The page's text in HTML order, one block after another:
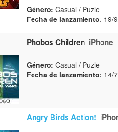
Género: Casual / Puzle
Fecha de lanzamiento: 19/
Phobos Children iPhone
Género: Casual / Puzle
Fecha de lanzamiento: 14/
Angry Birds Action!